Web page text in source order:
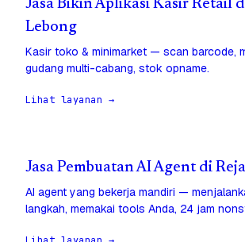
Jasa Bikin Aplikasi Kasir Retail
Lebong
Kasir toko & minimarket — scan barcode,
gudang multi-cabang, stok opname.
Lihat layanan →
Jasa Pembuatan AI Agent di
AI agent yang bekerja mandiri —
langkah, memakai tools Anda, 24 jam